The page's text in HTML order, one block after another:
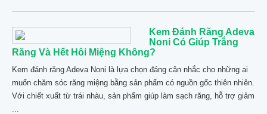
Kem Đánh Răng Adeva
Noni Có Giúp Trắng
Răng Và Hết Hôi Miệng Không?
Kem đánh răng Adeva Noni là lựa chọn đáng cân nhắc cho những ai
muốn chăm sóc răng miệng bằng sản phẩm có nguồn gốc thiên nhiên.
Với chiết xuất từ trái nhàu, sản phẩm giúp làm sạch răng, hỗ trợ giảm
...